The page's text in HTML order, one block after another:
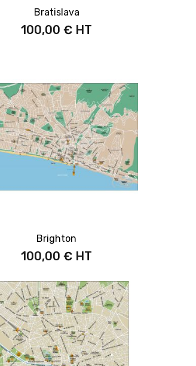
Bratislava
100,00 €
Brighton
100,00 €